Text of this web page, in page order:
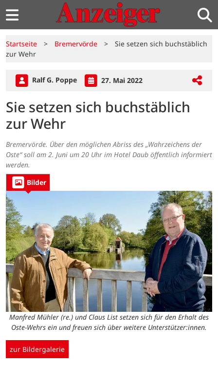
Startseite > Bremervörde >
Sie setzen sich buchstäblich
zur Wehr
Ralf G. Poppe 27. Mai 2022
Sie setzen sich buchstäblich
zur Wehr
Bremervörde. Über den möglichen Abriss des „Wahrzeichens der
Oste“ soll am 2. Juni um 20 Uhr im Hotel Daub öffentlich informiert
werden.
Bilder
Manfred Mühler (re.) und Claus List setzen sich für den Erhalt des
Oste-Wehrs ein und freuen sich über weitere Unterstützer:innen.
zur Bildergalerie